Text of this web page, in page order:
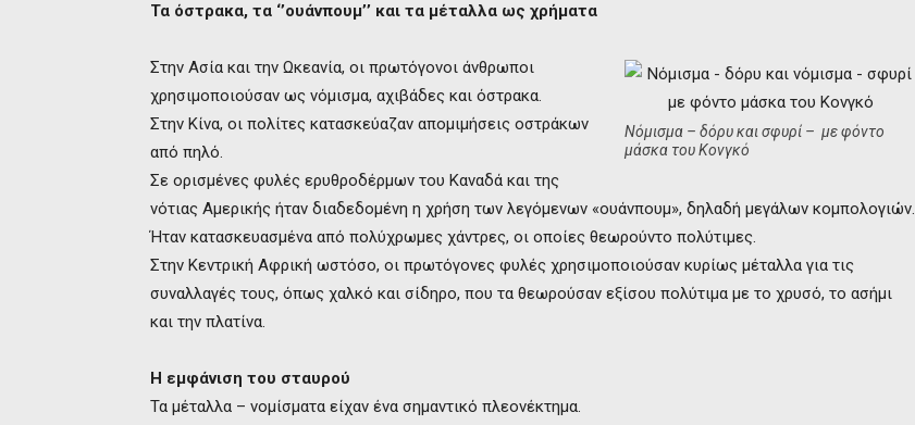
Τα όστρακα, τα ‘’ουάνπουμ’’ και τα μέταλλα ως χρήματα
Νόμισμα – δόρυ και σφυρί – με φόντο
μάσκα του Κονγκό
Στην Ασία και την Ωκεανία, οι πρωτόγονοι άνθρωποι
χρησιμοποιούσαν ως νόμισμα, αχιβάδες και όστρακα.
Στην Κίνα, οι πολίτες κατασκεύαζαν απομιμήσεις οστράκων
από πηλό.
Σε ορισμένες φυλές ερυθροδέρμων του Καναδά και της
νότιας Αμερικής ήταν διαδεδομένη η χρήση των λεγόμενων «ουάνπουμ», δηλαδή μεγάλων κομπολογιών.
Ήταν κατασκευασμένα από πολύχρωμες χάντρες, οι οποίες θεωρούντο πολύτιμες.
Στην Κεντρική Αφρική ωστόσο, οι πρωτόγονες φυλές χρησιμοποιούσαν κυρίως μέταλλα για τις
συναλλαγές τους, όπως χαλκό και σίδηρο, που τα θεωρούσαν εξίσου πολύτιμα με το χρυσό, το ασήμι
και την πλατίνα.
Η εμφάνιση του σταυρού
Τα μέταλλα – νομίσματα είχαν ένα σημαντικό πλεονέκτημα.